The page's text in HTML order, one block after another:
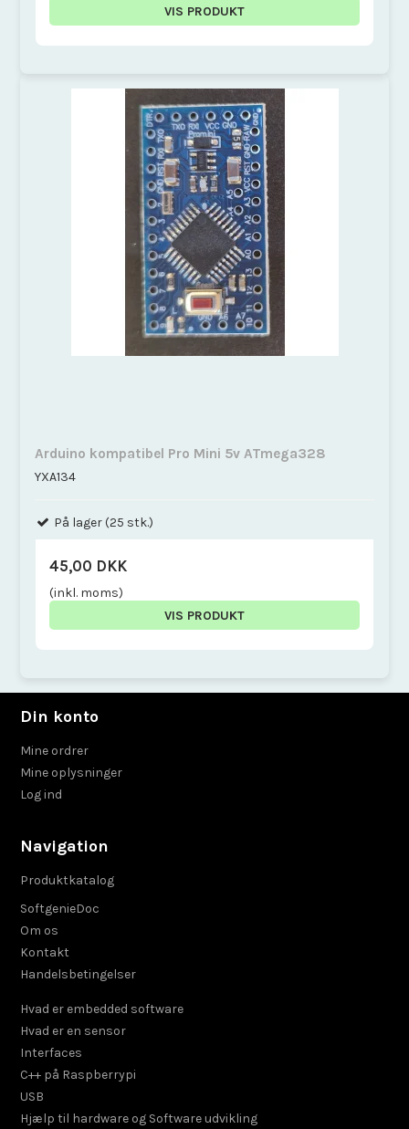
VIS PRODUKT
Arduino kompatibel Pro Mini 5v ATmega328
YXA134
På lager (25 stk.)
45,00 DKK
(inkl. moms)
VIS PRODUKT
Din konto
Mine ordrer
Mine oplysninger
Log ind
Navigation
Produktkatalog
SoftgenieDoc
Om os
Kontakt
Handelsbetingelser
Hvad er embedded software
Hvad er en sensor
Interfaces
C++ på Raspberrypi
USB
Hjælp til hardware og Software udvikling